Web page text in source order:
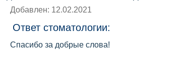
Добавлен: 12.02.2021
Ответ стоматологии:
Спасибо за добрые слова!